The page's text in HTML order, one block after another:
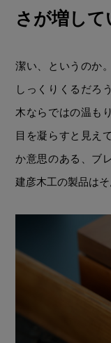
さが増して
潔い、というのか
しっくりくるだろ
木ならではの温も
目を凝らすと見え
か意思のある、ブ
建彦木工の製品は